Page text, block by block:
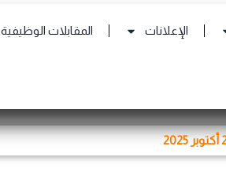
الإعلانات المقابلات الوظيفية